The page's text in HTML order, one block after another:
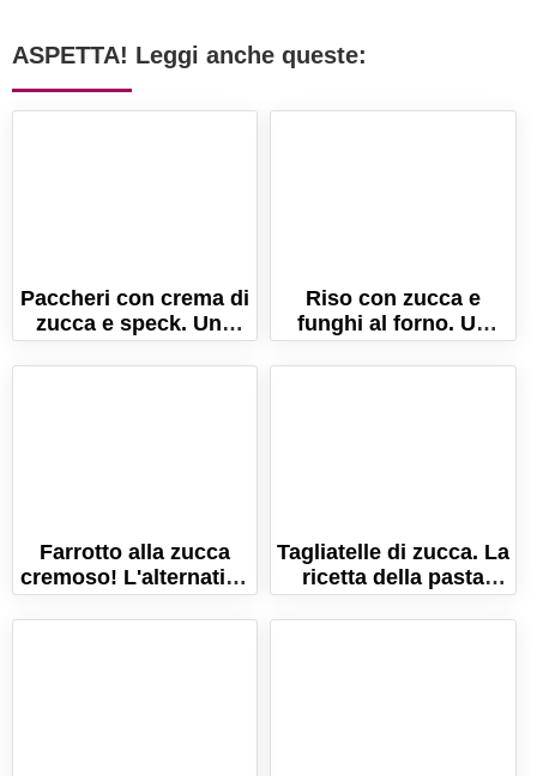
ASPETTA! Leggi anche queste:
Paccheri con crema di
zucca e speck. Una
ricetta ricca e
gustosa!
Riso con zucca e
funghi al forno. Un
timballo ricco e
gustoso!
Farrotto alla zucca
cremoso! L'alternativa
rustica e nutriente al
risotto!
Tagliatelle di zucca. La
ricetta della pasta
fresca all'uovo con la
zucca!